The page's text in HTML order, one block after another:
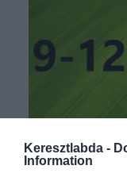
Keresztlabda -
Information